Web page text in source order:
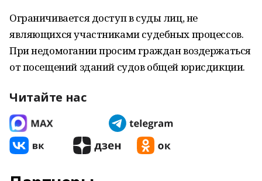
Ограничивается доступ в суды лиц, не
являющихся участниками судебных процессов.
При недомогании просим граждан воздержаться
от посещений зданий судов общей юрисдикции.
Читайте нас